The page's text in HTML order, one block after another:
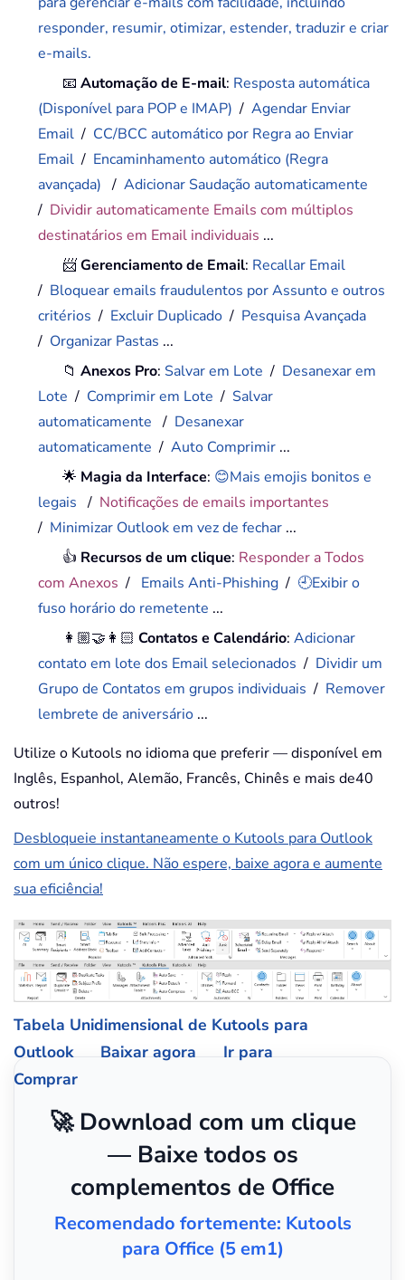
responder, resumir, otimizar, estender, traduzir e criar
e-mails.
📧Automação de E-mail: Resposta automática
(Disponível para POP e IMAP) /Agendar Enviar
Email / CC/BCC automático por Regra ao Enviar
Email / Encaminhamento automático (Regra
avançada) /Adicionar Saudação automaticamente
/ Dividir automaticamente Emails com múltiplos
destinatários em Email individuais ...
📨Gerenciamento de Email: Recallar Email
/ Bloquear emails fraudulentos por Assunto e outros
critérios / Excluir Duplicado / Pesquisa Avançada
/ Organizar Pastas ...
📁Anexos Pro: Salvar em Lote / Desanexar em
Lote / Comprimir em Lote / Salvar
automaticamente / Desanexar
automaticamente /Auto Comprimir ...
🌟 Magia da Interface: 😊Mais emojis bonitos e
legais / Notificações de emails importantes
/ Minimizar Outlook em vez de fechar ...
👍 Recursos de um clique: Responder a Todos
com Anexos / Emails Anti-Phishing / 🕘Exibir o
fuso horário do remetente ...
👩🏼‍🤝‍👩🏻Contatos e Calendário:Adicionar
contato em lote dos Email selecionados / Dividir um
Grupo de Contatos em grupos individuais / Remover
lembrete de aniversário ...
Utilize o Kutools no idioma que preferir — disponível em
Inglês, Espanhol, Alemão, Francês, Chinês e mais de40
outros!
Desbloqueie instantaneamente o Kutools para Outlook
com um único clique. Não espere, baixe agora e aumente
sua eficiência!
Tabela Unidimensional de Kutools para
Outlook
Baixar agora
Ir para
Comprar
🚀 Download com um clique
— Baixe todos os
complementos de Office
Recomendado fortemente: Kutools
para Office (5 em1)